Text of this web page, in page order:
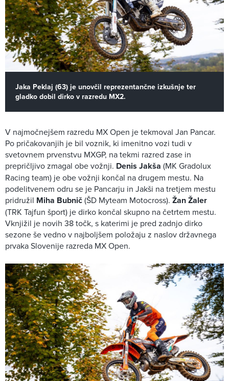
Jaka Peklaj (63) je unovčil reprezentančne izkušnje ter
gladko dobil dirko v razredu MX2.
V najmočnejšem razredu MX Open je tekmoval Jan Pancar.
Po pričakovanjih je bil voznik, ki imenitno vozi tudi v
svetovnem prvenstvu MXGP, na tekmi razred zase in
prepričljivo zmagal obe vožnji. Denis Jakša (MK Gradolux
Racing team) je obe vožnji končal na drugem mestu. Na
podelitvenem odru se je Pancarju in Jakši na tretjem mestu
pridružil Miha Bubnič(ŠD Myteam Motocross). Žan Žaler
(TRK Tajfun šport) je dirko končal skupno na četrtem mestu.
Vknjižil je novih 38 točk, s katerimi je pred zadnjo dirko
sezone še vedno v najboljšem položaju z naslov državnega
prvaka Slovenije razreda MX Open.